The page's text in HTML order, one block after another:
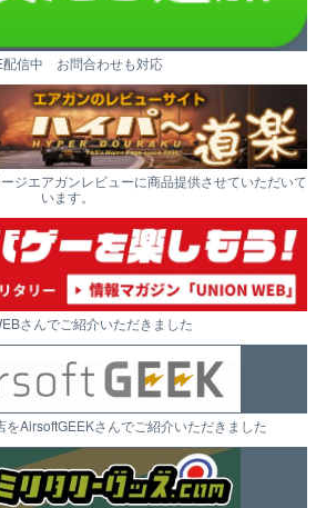
配信中 お問合わせも対応
ジエアガンレビューに商品提供させていただいて
います。
さんでご紹介いただきました
をAirsoftGEEKさんでご紹介いただきました